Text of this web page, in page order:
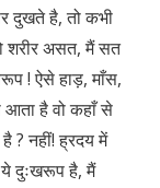
दुखते है, तो कभी
शरीर असत, मैं सत
! ऐसे हाड़, माँस,
है वो कहाँ से
? नहीं! ह्रदय में
दुःखरूप है, मैं